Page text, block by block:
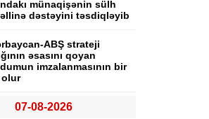
münaqişənin sülh
dəstəyini təsdiqləyib
ABŞ strateji
əsasını qoyan
imzalanmasının bir
olur
07-08-2026